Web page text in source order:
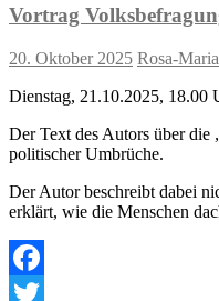
Vortrag
20. Oktober 2025 Rosa-
Dienstag, 21.10.2025, 18.00
Der Text des Autors über die
politischer Umbrüche.
Der Autor beschreibt dabei
erklärt, wie die Menschen
Facebook